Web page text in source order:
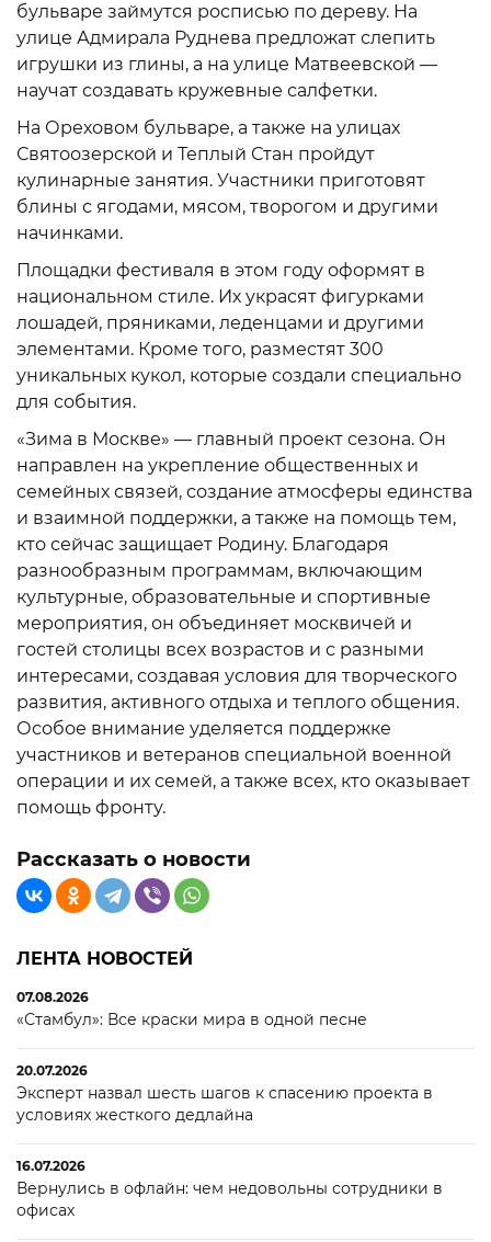
бульваре займутся росписью по дереву. На
улице Адмирала Руднева предложат слепить
игрушки из глины, а на улице Матвеевской —
научат создавать кружевные салфетки.
На Ореховом бульваре, а также на улицах
Святоозерской и Теплый Стан пройдут
кулинарные занятия. Участники приготовят
блины с ягодами, мясом, творогом и другими
начинками.
Площадки фестиваля в этом году оформят в
национальном стиле. Их украсят фигурками
лошадей, пряниками, леденцами и другими
элементами. Кроме того, разместят 300
уникальных кукол, которые создали специально
для события.
«Зима в Москве» — главный проект сезона. Он
направлен на укрепление общественных и
семейных связей, создание атмосферы единства
и взаимной поддержки, а также на помощь тем,
кто сейчас защищает Родину. Благодаря
разнообразным программам, включающим
культурные, образовательные и спортивные
мероприятия, он объединяет москвичей и
гостей столицы всех возрастов и с разными
интересами, создавая условия для творческого
развития, активного отдыха и теплого общения.
Особое внимание уделяется поддержке
участников и ветеранов специальной военной
операции и их семей, а также всех, кто оказывает
помощь фронту.
Рассказать о новости
ЛЕНТА НОВОСТЕЙ
07.08.2026
«Стамбул»: Все краски мира в одной песне
20.07.2026
Эксперт назвал шесть шагов к спасению проекта в
условиях жесткого дедлайна
16.07.2026
Вернулись в офлайн: чем недовольны сотрудники в
офисах